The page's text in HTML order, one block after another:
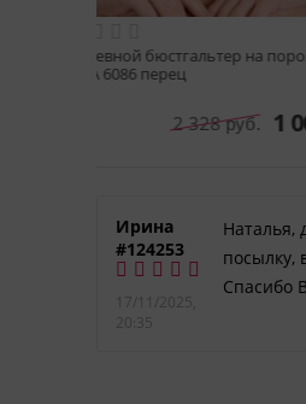
Кружевной бюстгальтер
Lina A 6086 перец
2 328
Ирина
#124253
17/11/2025,
20:35
Наталья,
посылку,
Спасибо